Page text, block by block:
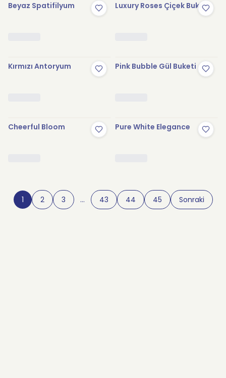
Beyaz Spatifilyum Luxury Roses Çiçek Buketi
Kırmızı Antoryum Pink Bubble Gül Buketi
Cheerful Bloom Pure White Elegance
1 2 3 … 43 44 45 Sonraki